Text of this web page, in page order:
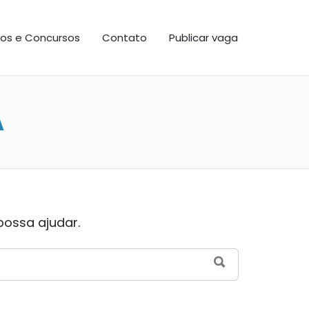
e Concursos Contato Publicar vaga
ajudar.